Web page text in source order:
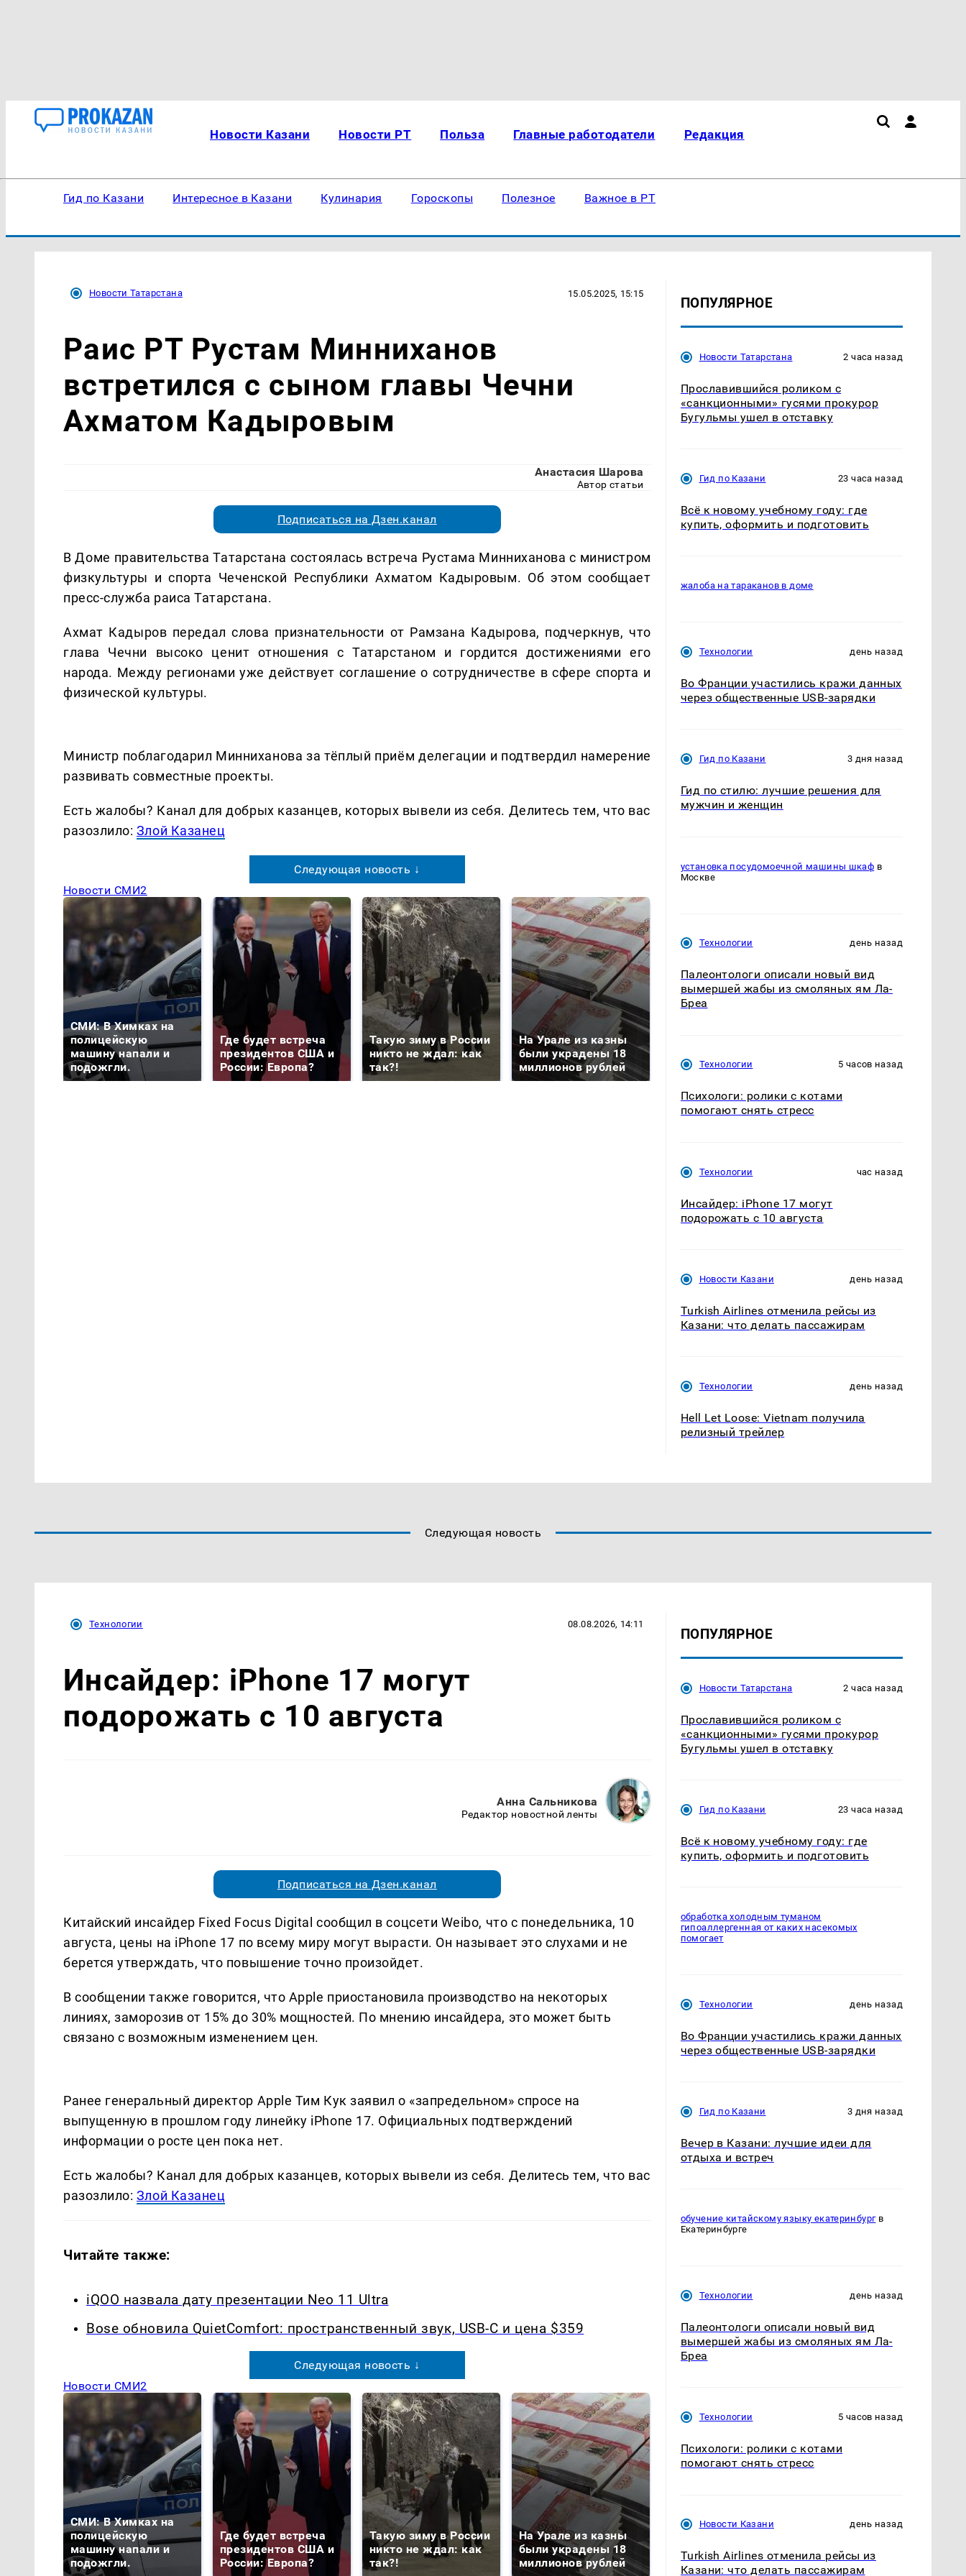
Новости Казани Новости РТ Польза Главные работодатели Редакция
Гид по Казани Интересное в Казани Кулинария Гороскопы Полезное Важное в РТ
Новости Татарстана 15.05.2025, 15:15
Раис РТ Рустам Минниханов
встретился с сыном главы Чечни
Ахматом Кадыровым
Анастасия Шарова
Автор статьи
Подписаться на Дзен.канал
В Доме правительства Татарстана состоялась встреча Рустама Минниханова с министром
физкультуры и спорта Чеченской Республики Ахматом Кадыровым. Об этом сообщает
пресс-служба раиса Татарстана.
Ахмат Кадыров передал слова признательности от Рамзана Кадырова, подчеркнув, что
глава Чечни высоко ценит отношения с Татарстаном и гордится достижениями его
народа. Между регионами уже действует соглашение о сотрудничестве в сфере спорта и
физической культуры.
Министр поблагодарил Минниханова за тёплый приём делегации и подтвердил намерение
развивать совместные проекты.
Есть жалобы? Канал для добрых казанцев, которых вывели из себя. Делитеcь тем, что вас
разозлило: Злой Казанец
Следующая новость ↓
Новости СМИ2
СМИ: В Химках на
полицейскую
машину напали и
подожгли.
Где будет встреча
президентов США и
России: Европа?
Такую зиму в России
никто не ждал: как
так?!
На Урале из казны
были украдены 18
миллионов рублей
крушение вертолета на
Кавказе: смотреть
магазина: список
ПОПУЛЯРНОЕ
Новости Татарстана 2 часа назад
Прославившийся роликом с
«санкционными» гусями прокурор
Бугульмы ушел в отставку
Гид по Казани 23 часа назад
Всё к новому учебному году: где
купить, оформить и подготовить
жалоба на тараканов в доме
Технологии день назад
Во Франции участились кражи данных
через общественные USB-зарядки
Гид по Казани 3 дня назад
Гид по стилю: лучшие решения для
мужчин и женщин
установка посудомоечной машины шкаф в
Москве
Технологии день назад
Палеонтологи описали новый вид
вымершей жабы из смоляных ям Ла-
Бреа
Технологии 5 часов назад
Психологи: ролики с котами
помогают снять стресс
Технологии час назад
Инсайдер: iPhone 17 могут
подорожать с 10 августа
Новости Казани день назад
Turkish Airlines отменила рейсы из
Казани: что делать пассажирам
Технологии день назад
Hell Let Loose: Vietnam получила
релизный трейлер
Следующая новость
Технологии 08.08.2026, 14:11
Инсайдер: iPhone 17 могут
подорожать с 10 августа
Анна Сальникова
Редактор новостной ленты
Подписаться на Дзен.канал
Китайский инсайдер Fixed Focus Digital сообщил в соцсети Weibo, что с понедельника, 10
августа, цены на iPhone 17 по всему миру могут вырасти. Он называет это слухами и не
берется утверждать, что повышение точно произойдет.
В сообщении также говорится, что Apple приостановила производство на некоторых
линиях, заморозив от 15% до 30% мощностей. По мнению инсайдера, это может быть
связано с возможным изменением цен.
Ранее генеральный директор Apple Тим Кук заявил о «запредельном» спросе на
выпущенную в прошлом году линейку iPhone 17. Официальных подтверждений
информации о росте цен пока нет.
Есть жалобы? Канал для добрых казанцев, которых вывели из себя. Делитеcь тем, что вас
разозлило: Злой Казанец
Читайте также:
iQOO назвала дату презентации Neo 11 Ultra
Bose обновила QuietComfort: пространственный звук, USB-C и цена $359
Следующая новость ↓
Новости СМИ2
СМИ: В Химках на
полицейскую
машину напали и
подожгли.
Где будет встреча
президентов США и
России: Европа?
Такую зиму в России
никто не ждал: как
так?!
На Урале из казны
были украдены 18
миллионов рублей
крушение вертолета на
Кавказе: смотреть
готовую еду из
магазина: список
ПОПУЛЯРНОЕ
Новости Татарстана 2 часа назад
Прославившийся роликом с
«санкционными» гусями прокурор
Бугульмы ушел в отставку
Гид по Казани 23 часа назад
Всё к новому учебному году: где
купить, оформить и подготовить
обработка холодным туманом
гипоаллергенная от каких насекомых
помогает
Технологии день назад
Во Франции участились кражи данных
через общественные USB-зарядки
Гид по Казани 3 дня назад
Вечер в Казани: лучшие идеи для
отдыха и встреч
обучение китайскому языку екатеринбургв
Екатеринбурге
Технологии день назад
Палеонтологи описали новый вид
вымершей жабы из смоляных ям Ла-
Бреа
Технологии 5 часов назад
Психологи: ролики с котами
помогают снять стресс
Новости Казани день назад
Turkish Airlines отменила рейсы из
Казани: что делать пассажирам